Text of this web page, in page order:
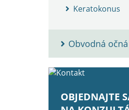
Keratokonus
Obvodná
OBJEDNAJTE